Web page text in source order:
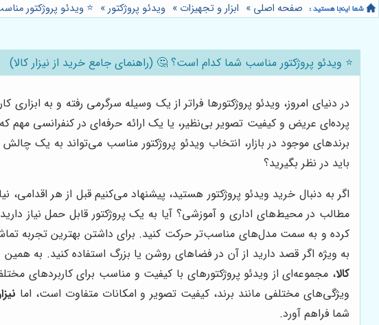
صفحه اصلی » ابزار و تجهیزات » ویدئو پروژکتور» ⭐️ ویدئو پروژکتور
⭐️ ویدئو پروژکتور مناسب شما کدام است؟ 🤔 (راهنمای جامع خرید از نیزار کالا)
در دنیای امروز، ویدئو پروژکتورها فراتر از یک وسیله سرگرمی رفته و به
پرده‌ای عریض و کیفیت تصویر بی‌نظیر، یا یک ارائه حرفه‌ای در کنفرانسی مهم
برندهای موجود در بازار، انتخاب ویدئو پروژکتور مناسب می‌تواند به یک
باید در نظر بگیرید؟
اگر به دنبال خرید ویدئو پروژکتور هستید، پیشنهاد می‌کنیم قبل از هر اقدامی،
مطالب در محیط‌های اداری و آموزشی؟ آیا به یک پروژکتور قابل حمل نیاز
به ویژه اگر قصد دارید از آن در فضاهای روشن یا بزرگ استفاده کنید. به
کالا، مجموعه‌ای از ویدئو پروژکتورهای با کیفیت و مناسب برای کاربردهای
ویژگی‌های مختلفی مانند برند، کیفیت تصویر و امکانات متفاوت است، اما
شما فراهم آورد.